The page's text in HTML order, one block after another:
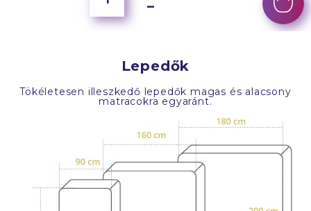
Lepedők
Tökéletesen illeszkedő lepedők magas és alacsony
matracokra egyaránt.